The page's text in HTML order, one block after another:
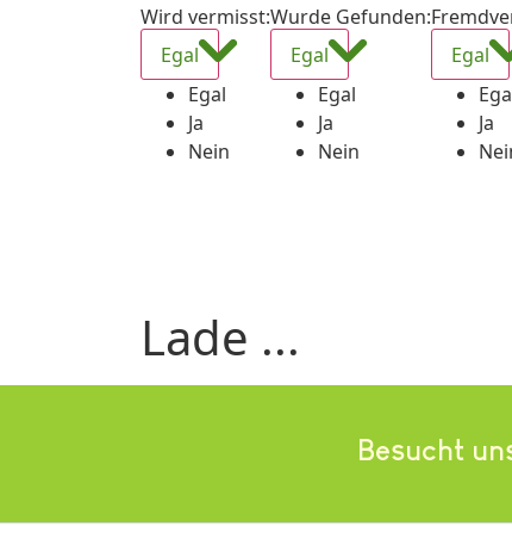
Wird vermisst:
Egal
Egal
Ja
Nein
Wurde Gefunden:
Egal
Egal
Ja
Nein
Egal
Ja
Lade ...
Besucht